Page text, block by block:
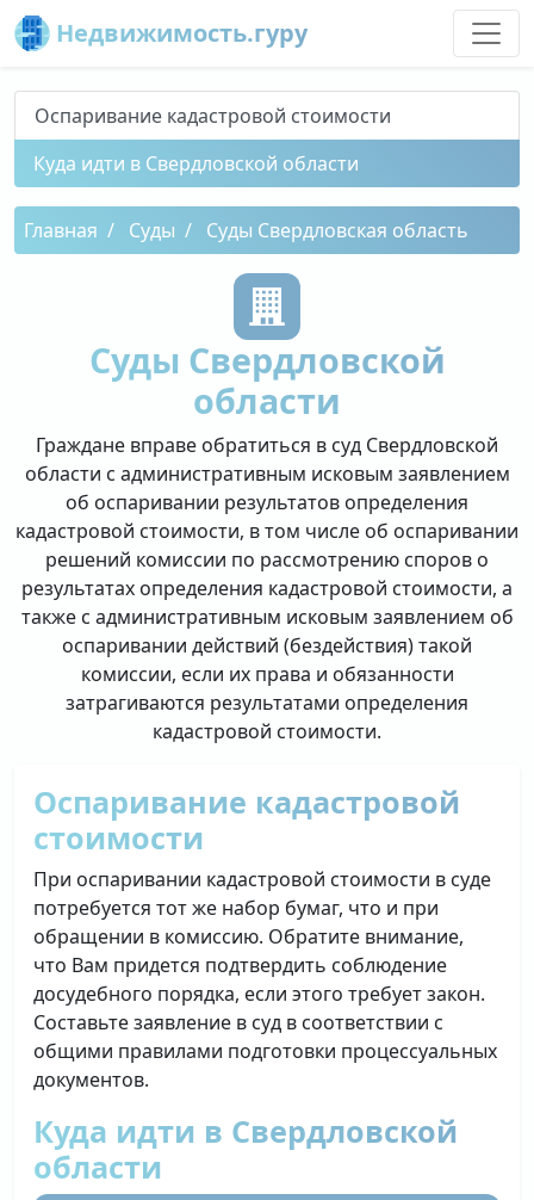
Недвижимость.гуру
Оспаривание кадастровой стоимости
Куда идти в Свердловской области
Главная Суды Суды Свердловская область
Суды Свердловской
области
Граждане вправе обратиться в суд Свердловской
области с административным исковым заявлением
об оспаривании результатов определения
кадастровой стоимости, в том числе об оспаривании
решений комиссии по рассмотрению споров о
результатах определения кадастровой стоимости, а
также с административным исковым заявлением об
оспаривании действий (бездействия) такой
комиссии, если их права и обязанности
затрагиваются результатами определения
кадастровой стоимости.
Оспаривание кадастровой
стоимости
При оспаривании кадастровой стоимости в суде
потребуется тот же набор бумаг, что и при
обращении в комиссию. Обратите внимание,
что Вам придется подтвердить соблюдение
досудебного порядка, если этого требует закон.
Составьте заявление в суд в соответствии с
общими правилами подготовки процессуальных
документов.
Куда идти в Свердловской
области